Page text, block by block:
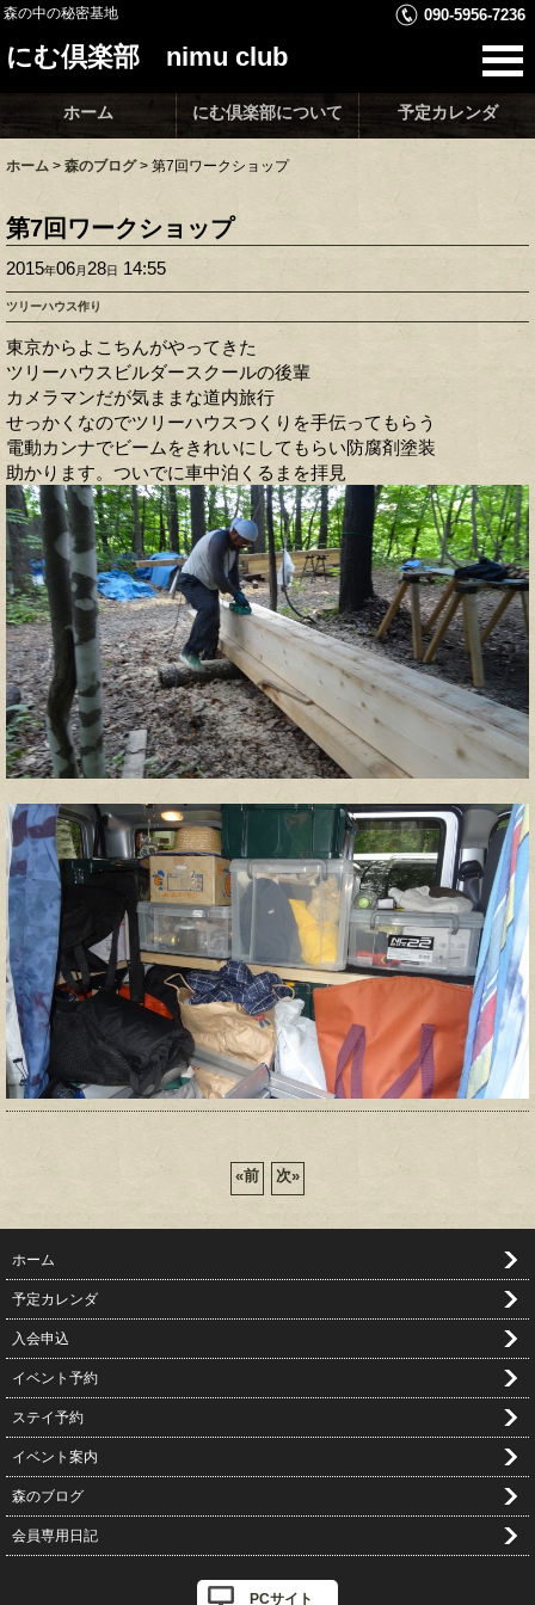
森の中の秘密基地 090-5956-7236
にむ倶楽部 nimu club
ホーム にむ倶楽部について 予定カレンダ
ホーム > 森のブログ > 第7回ワークショップ
第7回ワークショップ
2015年06月 28日 14:55
ツリーハウス作り
東京からよこちんがやってきた
ツリーハウスビルダースクールの後輩
カメラマンだが気ままな道内旅行
せっかくなのでツリーハウスつくりを手伝ってもらう
電動カンナでビームをきれいにしてもらい防腐剤塗装
助かります。ついでに車中泊くるまを拝見
«前 次»
ホーム
予定カレンダ
入会申込
イベント予約
ステイ予約
イベント案内
森のブログ
会員専用日記
PCサイト